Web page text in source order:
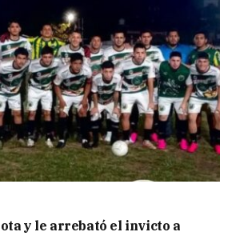
y le arrebató el invicto a